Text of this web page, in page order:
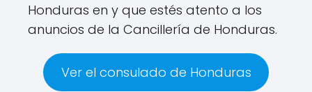
Honduras en y que estés atento a los
anuncios de la Cancillería de Honduras.
Ver el consulado de Honduras